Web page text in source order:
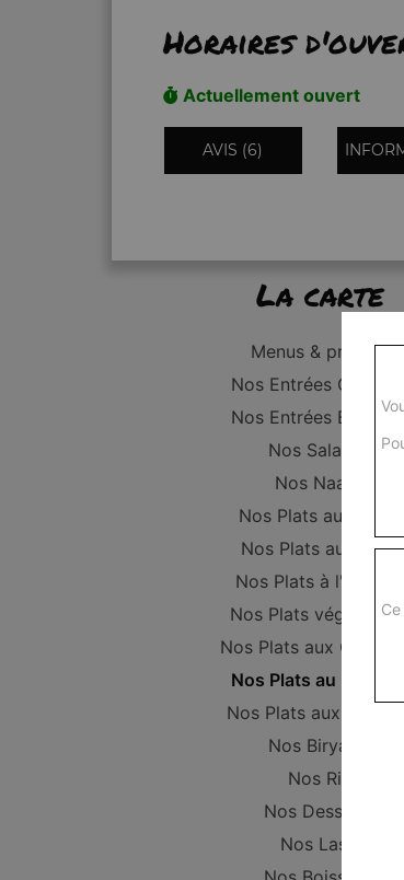
Horaires
Actuellement ouvert
AVIS (6)
La carte
Menus & promos
Nos Entrées Grillades
Nos Entrées
Nos Salades
Nos Naans
Nos Plats au Poulet
Nos Plats au Boeuf
Nos Plats à l'Agneau
Nos Plats
Nos Plats aux
Nos Plats au Poisson
Nos Plats aux Gambas
Nos Biryanis
Nos Riz
Nos Desserts
Nos Lassi